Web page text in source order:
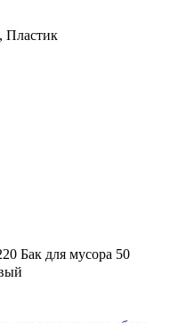
Пластик
Бак для мусора 50